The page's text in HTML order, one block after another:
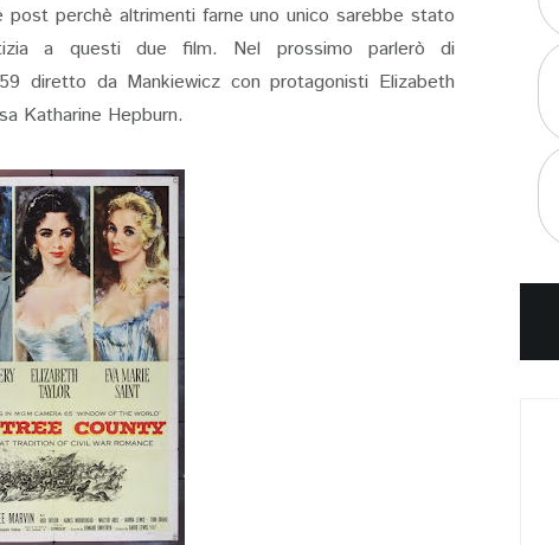
perchè altrimenti farne uno unico sarebbe stato
a questi due film. Nel prossimo parlerò di
diretto da Mankiewicz con protagonisti Elizabeth
Katharine Hepburn.